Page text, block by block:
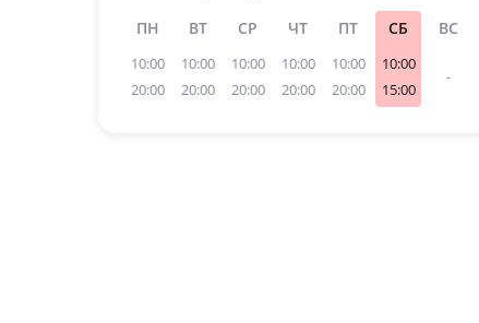
ПН
10:00
20:00
ВТ
10:00
20:00
СР
10:00
20:00
ЧТ
10:00
20:00
ПТ
10:00
20:00
СБ
10:00
15:00
ВС
-